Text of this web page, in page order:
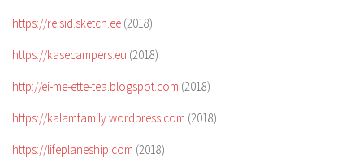
https://reisid.sketch.ee (2018)
https://kasecampers.eu (2018)
http://ei-me-ette-tea.blogspot.com (2018)
https://kalamfamily.wordpress.com (2018)
https://lifeplaneship.com (2018)